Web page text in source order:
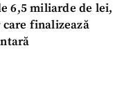
6,5 miliarde de lei,
finalizează